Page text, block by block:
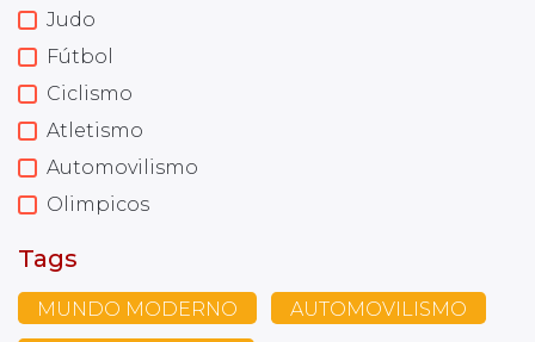
Judo
Fútbol
Ciclismo
Atletismo
Automovilismo
Olimpicos
Tags
MUNDO MODERNO AUTOMOVILISMO